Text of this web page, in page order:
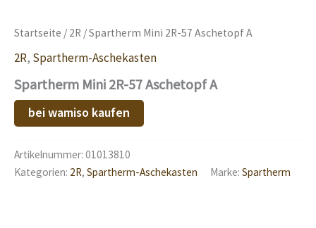
Startseite / 2R / Spartherm Mini 2R-57 Aschetopf A
2R, Spartherm-Aschekasten
Spartherm Mini 2R-57 Aschetopf A
bei wamiso kaufen
Artikelnummer: 01013810
Kategorien: 2R, Spartherm-Aschekasten Marke: Spartherm